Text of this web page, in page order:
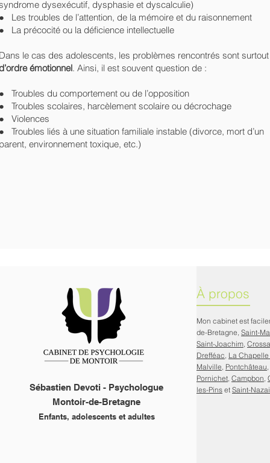
dysexécutif, dysphasie et dyscalculie)
Les troubles de l’attention, de la mémoire et du raisonnement
La précocité ou la déficience intellectuelle
le cas des adolescents, les problèmes rencontrés sont surtout
émotionnel. Ainsi, il est souvent question de :
Troubles du comportement ou de l’opposition
Troubles scolaires, harcèlement scolaire ou décrochage
Violences
Troubles liés à une situation familiale instable (divorce, mort d’un
environnement toxique, etc.)
Sébastien Devoti - Psychologue
Montoir-de-Bretagne
Enfants, adolescents et adultes
À propos
Mon cabinet est
de-Bretagne, Saint-
Saint-Joachim,
Drefféac, La
Malville, Pontchâteau,
Pornichet, Campbon,
les-Pins et Saint-